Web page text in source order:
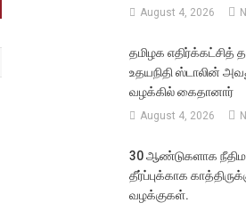
August 4, 2026
தமிழக எதிர்க்கட்சித்
உதயநிதி ஸ்டாலின்
வழக்கில் கைதானார்
August 4, 2026
30 ஆண்டுகளாக
தீர்ப்புக்காக
வழக்குகள்.